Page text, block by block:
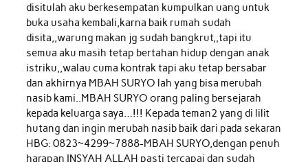
disitulah aku berkesempatan kumpulkan uang untuk
buka usaha kembali,karna baik rumah sudah
disita,,warung makan jg sudah bangkrut,,tapi itu
semua aku masih tetap bertahan hidup dengan anak
istriku,,walau cuma kontrak tapi aku tetap bersabar
dan akhirnya MBAH SURYO lah yang bisa merubah
nasib kami..MBAH SURYO orang paling bersejarah
kepada keluarga saya…!!! Kepada teman2 yang di lilit
hutang dan ingin merubah nasib baik dari pada sekaran
HBG: 0823~4299~7888-MBAH SURYO,dengan penuh
harapan INSYAH ALLAH pasti tercapai dan sudah